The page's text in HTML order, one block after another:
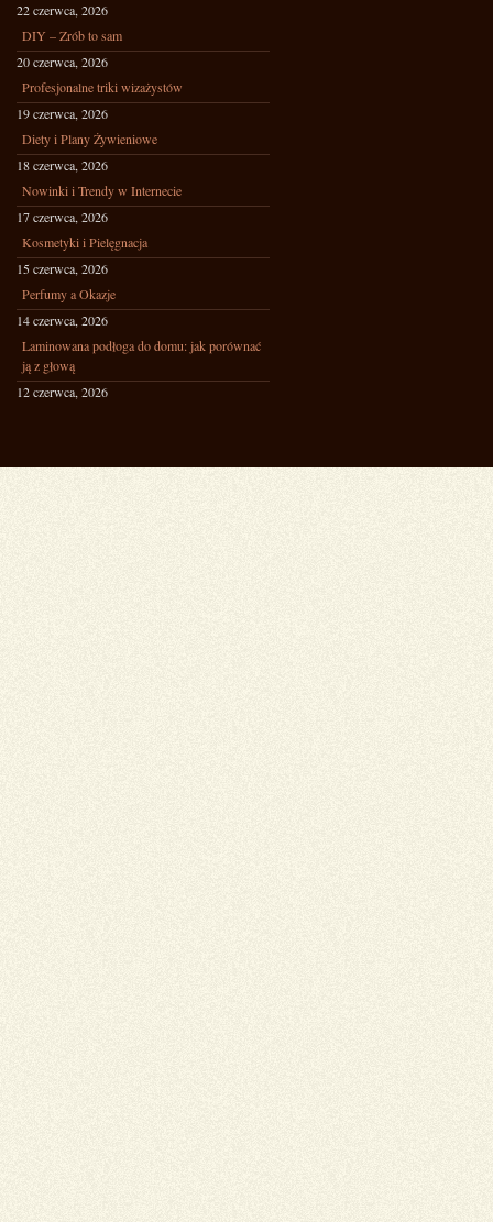
22 czerwca, 2026
DIY – Zrób to sam
20 czerwca, 2026
Profesjonalne triki wizażystów
19 czerwca, 2026
Diety i Plany Żywieniowe
18 czerwca, 2026
Nowinki i Trendy w Internecie
17 czerwca, 2026
Kosmetyki i Pielęgnacja
15 czerwca, 2026
Perfumy a Okazje
14 czerwca, 2026
Laminowana podłoga do domu: jak porównać
ją z głową
12 czerwca, 2026